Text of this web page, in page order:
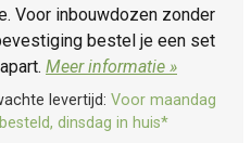
Voor inbouwdozen zonder
bestel je een set
Meer informatie »
levertijd: Voor maandag
dinsdag in huis*